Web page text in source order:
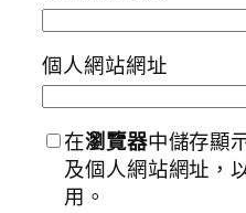
個人網站網址
在瀏覽器中儲存顯
及個人網站網址，
用。